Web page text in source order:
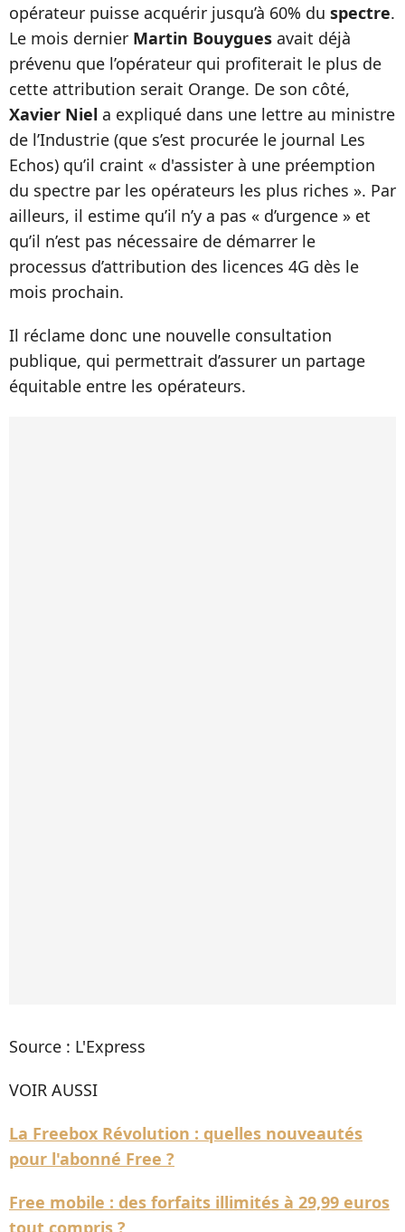
opérateur puisse acquérir jusqu’à 60% du spectre.
Le mois dernier Martin Bouygues avait déjà
prévenu que l’opérateur qui profiterait le plus de
cette attribution serait Orange. De son côté,
Xavier Niel a expliqué dans une lettre au ministre
de l’Industrie (que s’est procurée le journal Les
Echos) qu’il craint « d'assister à une préemption
du spectre par les opérateurs les plus riches ». Par
ailleurs, il estime qu’il n’y a pas « d’urgence » et
qu’il n’est pas nécessaire de démarrer le
processus d’attribution des licences 4G dès le
mois prochain.
Il réclame donc une nouvelle consultation
publique, qui permettrait d’assurer un partage
équitable entre les opérateurs.
Source : L'Express
VOIR AUSSI
La Freebox Révolution : quelles nouveautés
pour l'abonné Free ?
Free mobile : des forfaits illimités à 29,99 euros
tout compris ?